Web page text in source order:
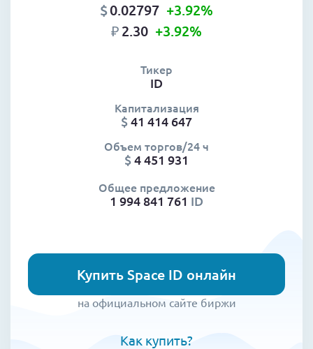
$0.02797 +3.92%
₽2.30 +3.92%
Тикер
ID
Капитализация
$41 414 647
Объем торгов/24 ч
$4 451 931
Общее предложение
1 994 841 761 ID
Купить Space ID онлайн
на официальном сайте биржи
Как купить?